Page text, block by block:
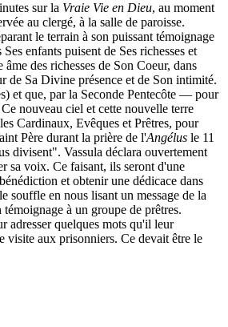
sur la Vraie Vie en Dieu, au moment
au clergé, à la salle de paroisse.
le terrain à son puissant témoignage
enfants puisent de Ses richesses et
des richesses de Son Coeur, dans
de Sa Divine présence et de Son intimité.
et que, par la Seconde Pentecôte — pour
nouveau ciel et cette nouvelle terre
Cardinaux, Evêques et Prêtres, pour
Père durant la prière de l'Angélus le 11
divisent". Vassula déclara ouvertement
sa voix. Ce faisant, ils seront d'une
et obtenir une dédicace dans
souffle en nous lisant un message de la
à un groupe de prêtres.
adresser quelques mots qu'il leur
visite aux prisonniers. Ce devait être le